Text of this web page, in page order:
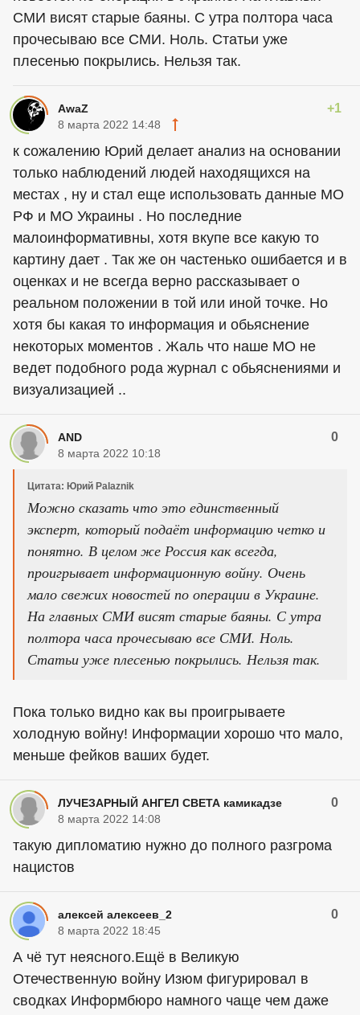
СМИ висят старые баяны. С утра полтора часа
прочесываю все СМИ. Ноль. Статьи уже
плесенью покрылись. Нельзя так.
AwaZ +1
8 марта 2022 14:48
к сожалению Юрий делает анализ на основании
только наблюдений людей находящихся на
местах , ну и стал еще использовать данные МО
РФ и МО Украины . Но последние
малоинформативны, хотя вкупе все какую то
картину дает . Так же он частенько ошибается и в
оценках и не всегда верно рассказывает о
реальном положении в той или иной точке. Но
хотя бы какая то информация и обьяснение
некоторых моментов . Жаль что наше МО не
ведет подобного рода журнал с обьяснениями и
визуализацией ..
AND 0
8 марта 2022 10:18
Цитата: Юрий Palaznik
Можно сказать что это единственный
эксперт, который подаёт информацию четко и
понятно. В целом же Россия как всегда,
проигрывает информационную войну. Очень
мало свежих новостей по операции в Украине.
На главных СМИ висят старые баяны. С утра
полтора часа прочесываю все СМИ. Ноль.
Статьи уже плесенью покрылись. Нельзя так.
Пока только видно как вы проигрываете
холодную войну! Информации хорошо что мало,
меньше фейков ваших будет.
ЛУЧЕЗАРНЫЙ АНГЕЛ СВЕТА камикадзе 0
8 марта 2022 14:08
такую дипломатию нужно до полного разгрома
нацистов
алексей алексеев_2 0
8 марта 2022 18:45
А чё тут неясного.Ещё в Великую
Отечественную войну Изюм фигурировал в
сводках Информбюро намного чаще чем даже